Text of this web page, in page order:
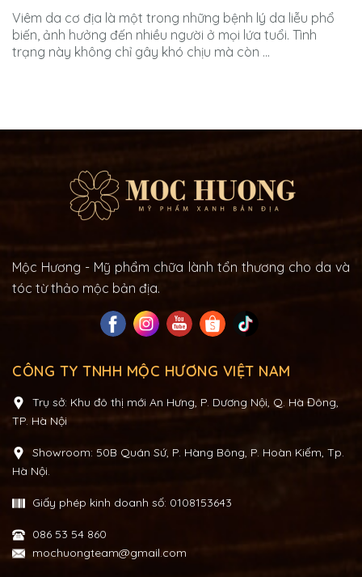
Viêm da cơ địa là một trong những bệnh lý da liễu phổ
biến, ảnh hưởng đến nhiều người ở mọi lứa tuổi. Tình
trạng này không chỉ gây khó chịu mà còn ...
Mộc Hương - Mỹ phẩm chữa lành tổn thương cho da và
tóc từ thảo mộc bản địa.
CÔNG TY TNHH MỘC HƯƠNG VIỆT NAM
Trụ sở: Khu đô thị mới An Hưng, P. Dương Nội, Q. Hà Đông,
TP. Hà Nội
Showroom: 50B Quán Sứ, P. Hàng Bông, P. Hoàn Kiếm, Tp.
Hà Nội.
Giấy phép kinh doanh số: 0108153643
086 53 54 860
mochuongteam@gmail.com